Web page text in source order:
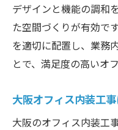
デザインと機能の調和
た空間づくりが有効で
を適切に配置し、業務
とで、満足度の高いオ
大阪オフィス内装工
大阪のオフィス内装工